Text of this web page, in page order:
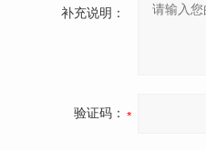
补充说明：
验证码：